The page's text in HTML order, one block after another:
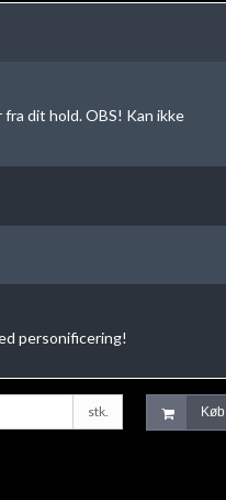
dit hold. OBS! Kan ikke
personificering!
stk. Køb